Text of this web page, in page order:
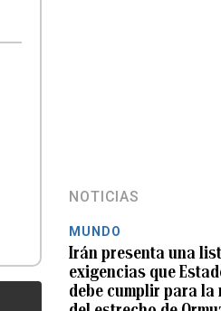
NOTICIAS
MUNDO
Irán presenta una
exigencias que
debe cumplir para la